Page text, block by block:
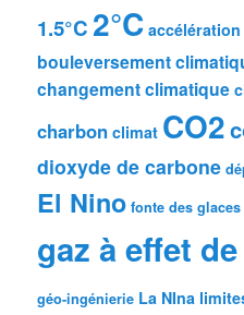
1.5°C2°C
bouleversement
changement climatique
charbon climat CO2
dioxyde de carbone
El Nino fonte des glaces
gaz à effet
géo-ingénierie La NIna